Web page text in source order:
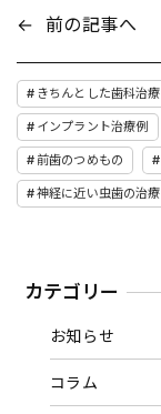
← 前の記事へ
きちんとした歯科治療
インプラント治療例
前歯のつめもの
神経に近い虫歯の治療
カテゴリー
お知らせ
コラム